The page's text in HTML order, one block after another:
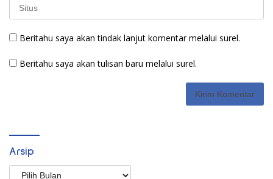
Beritahu saya akan tindak lanjut komentar melalui surel.
Beritahu saya akan tulisan baru melalui surel.
Arsip
Arsip